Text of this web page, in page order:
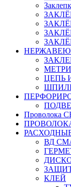
ЦЕПЬ
Проволока
ПРОВОЛОКА
ВД
КЛЕЙ